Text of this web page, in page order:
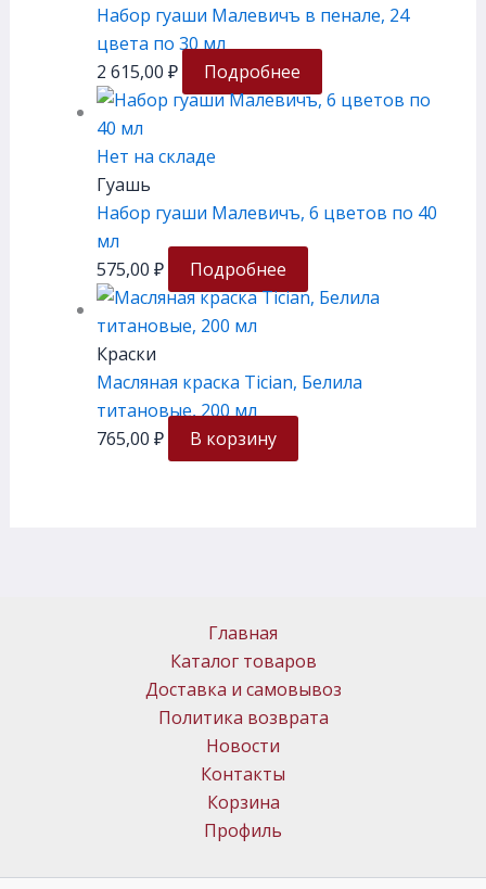
Набор гуаши Малевичъ в пенале, 24
цвета по 30 мл
2 615,00 ₽ Подробнее
Нет на складе
Гуашь
Набор гуаши Малевичъ, 6 цветов по 40
мл
575,00 ₽ Подробнее
Краски
Масляная краска Tician, Белила
титановые, 200 мл
765,00 ₽ В корзину
Главная
Каталог товаров
Доставка и самовывоз
Политика возврата
Новости
Контакты
Корзина
Профиль